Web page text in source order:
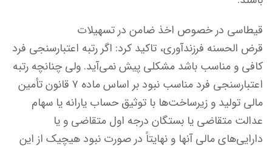
قیطاسی در خصوص اخذ ضامن در تسهیلات
قرض الحسنه فرزندآوری، تاکید کرد: اگر رتبه اعتبارسنجی فرد
کافی و مناسب باشد مشکلی پیش نمی‌آید. ولی چنانچه رتبه
اعتبارسنجی فرد مناسب نبود بر اساس ماده ۷ قانون تأمین
مالی تولید و زیرساخت‌ها با توثیق حساب یارانه یا سهام
عدالت متقاضی یا بستگان درجه اول متقاضی و یا
دارایی‌های مالی آنها و نهایتاً در صورت نبود هیچیک از این